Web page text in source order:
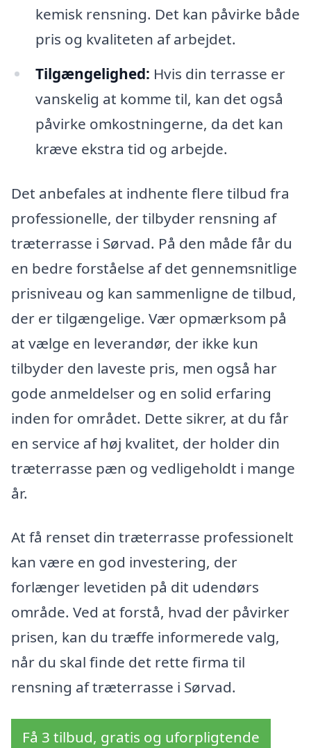
kemisk rensning. Det kan påvirke både
pris og kvaliteten af arbejdet.
Tilgængelighed: Hvis din terrasse er
vanskelig at komme til, kan det også
påvirke omkostningerne, da det kan
kræve ekstra tid og arbejde.
Det anbefales at indhente flere tilbud fra
professionelle, der tilbyder rensning af
træterrasse i Sørvad. På den måde får du
en bedre forståelse af det gennemsnitlige
prisniveau og kan sammenligne de tilbud,
der er tilgængelige. Vær opmærksom på
at vælge en leverandør, der ikke kun
tilbyder den laveste pris, men også har
gode anmeldelser og en solid erfaring
inden for området. Dette sikrer, at du får
en service af høj kvalitet, der holder din
træterrasse pæn og vedligeholdt i mange
år.
At få renset din træterrasse professionelt
kan være en god investering, der
forlænger levetiden på dit udendørs
område. Ved at forstå, hvad der påvirker
prisen, kan du træffe informerede valg,
når du skal finde det rette firma til
rensning af træterrasse i Sørvad.
Få 3 tilbud, gratis og uforpligtende